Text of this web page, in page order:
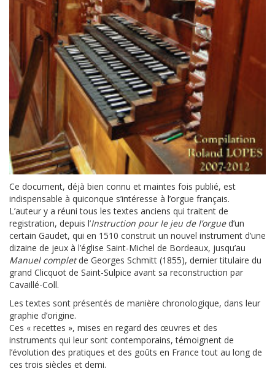
Ce document, déjà bien connu et maintes fois publié, est
indispensable à quiconque s’intéresse à l’orgue français.
L’auteur y a réuni tous les textes anciens qui traitent de
registration, depuis l’Instruction pour le jeu de l’orgued’un
certain Gaudet, qui en 1510 construit un nouvel instrument d’une
dizaine de jeux à l’église Saint-Michel de Bordeaux, jusqu’au
Manuel completde Georges Schmitt (1855), dernier titulaire du
grand Clicquot de Saint-Sulpice avant sa reconstruction par
Cavaillé-Coll.
Les textes sont présentés de manière chronologique, dans leur
graphie d’origine.
Ces « recettes », mises en regard des œuvres et des
instruments qui leur sont contemporains, témoignent de
l’évolution des pratiques et des goûts en France tout au long de
ces trois siècles et demi.